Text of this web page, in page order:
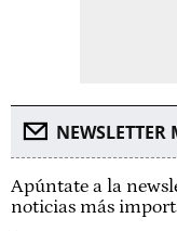
NEWSLETTER
Apúntate a la
noticias más